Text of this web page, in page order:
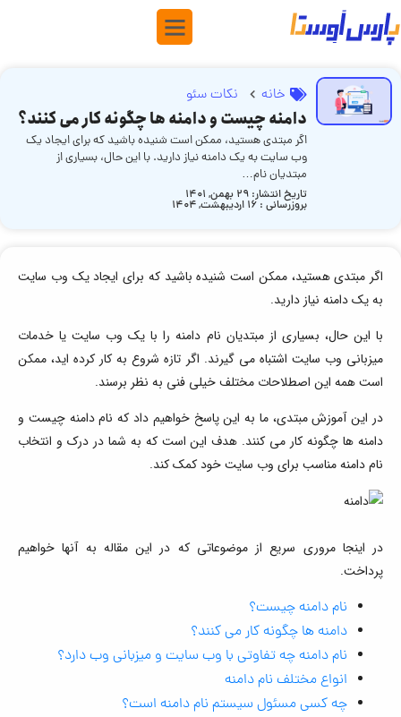
خانه نکات سئو
دامنه چیست و دامنه ها چگونه کار می کنند؟
اگر مبتدی هستید، ممکن است شنیده باشید که برای ایجاد یک
وب سایت به یک دامنه نیاز دارید. با این حال، بسیاری از
مبتدیان نام…
تاریخ انتشار:
بروزرسانی : ۱۶ اردیبهشت, ۱۴۰۴
اگر مبتدی هستید، ممکن است شنیده باشید که برای ایجاد یک وب سایت
به یک دامنه نیاز دارید.
با این حال، بسیاری از مبتدیان نام دامنه را با یک وب سایت یا خدمات
میزبانی وب سایت اشتباه می گیرند. اگر تازه شروع به کار کرده اید، ممکن
است همه این اصطلاحات مختلف خیلی فنی به نظر برسند.
در این آموزش مبتدی، ما به این پاسخ خواهیم داد که نام دامنه چیست و
دامنه ها چگونه کار می کنند. هدف این است که به شما در درک و انتخاب
نام دامنه مناسب برای وب سایت خود کمک کند.
در اینجا مروری سریع از موضوعاتی که در این مقاله به آنها خواهیم
پرداخت.
نام دامنه چیست؟
دامنه ها چگونه کار می کنند؟
نام دامنه چه تفاوتی با وب سایت و میزبانی وب دارد؟
انواع مختلف نام دامنه
چه کسی مسئول سیستم نام دامنه است؟